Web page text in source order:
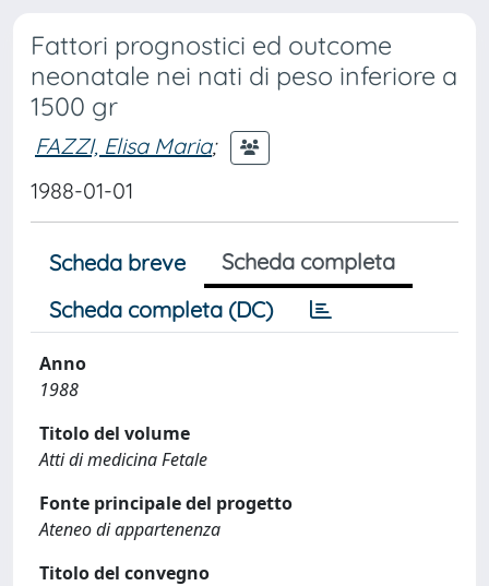
Fattori prognostici ed outcome
neonatale nei nati di peso inferiore a
1500 gr
FAZZI, Elisa Maria;
1988-01-01
Scheda breve
Scheda completa
Scheda completa (DC)
Anno
1988
Titolo del volume
Atti di medicina Fetale
Fonte principale del progetto
Ateneo di appartenenza
Titolo del convegno